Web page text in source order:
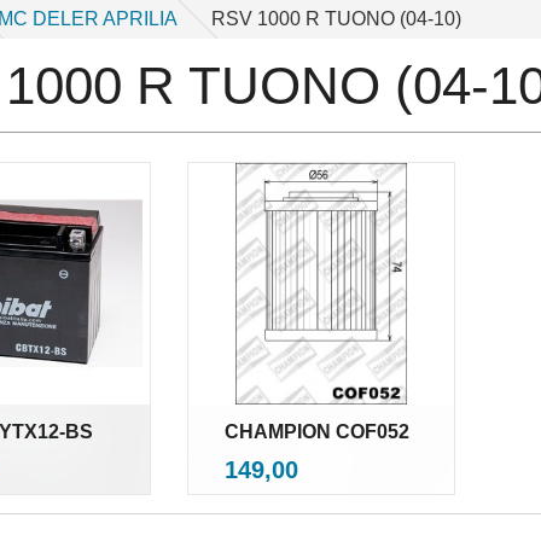
MC DELER APRILIA RSV 1000 R TUONO (04-10)
R TUONO (04-
BS CHAMPION COF052
Pris
149,00